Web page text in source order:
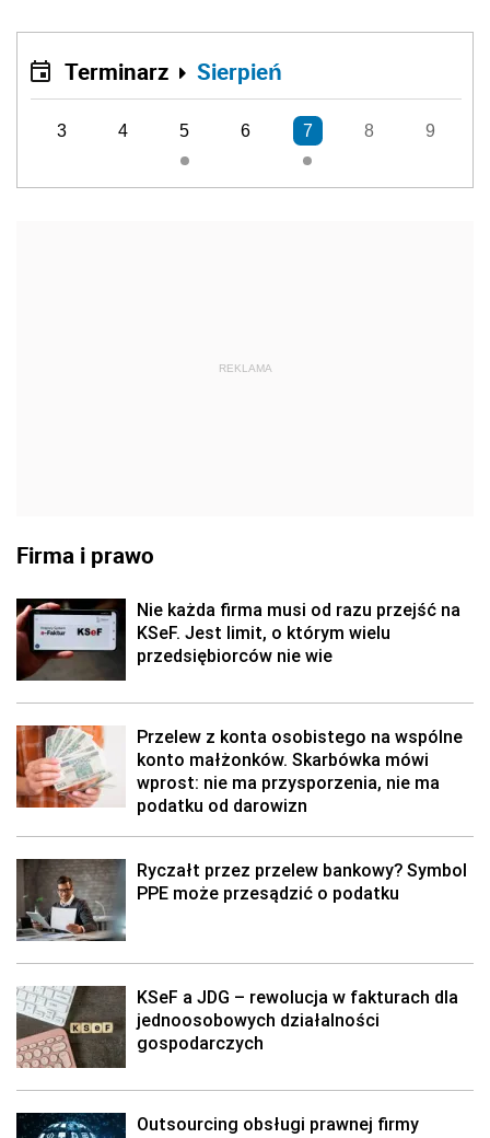
Terminarz Sierpień
3 4 5 6 7 8 9
REKLAMA
Firma i prawo
Nie każda firma musi od razu przejść na
KSeF. Jest limit, o którym wielu
przedsiębiorców nie wie
Przelew z konta osobistego na wspólne
konto małżonków. Skarbówka mówi
wprost: nie ma przysporzenia, nie ma
podatku od darowizn
Ryczałt przez przelew bankowy? Symbol
PPE może przesądzić o podatku
KSeF a JDG – rewolucja w fakturach dla
jednoosobowych działalności
gospodarczych
Outsourcing obsługi prawnej firmy